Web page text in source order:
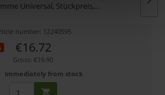
Universal, Stückpreis,...
number: 12240595
€16.72
Gross: €19.90
immediately from stock